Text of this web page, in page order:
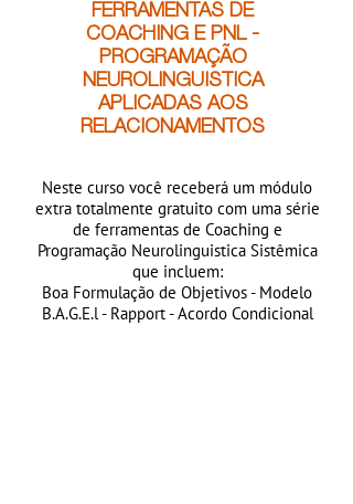
FERRAMENTAS DE
COACHING E PNL -
PROGRAMAÇÃO
NEUROLINGUISTICA
APLICADAS AOS
RELACIONAMENTOS
Neste curso você receberá um módulo
extra totalmente gratuito com uma série
de ferramentas de Coaching e
Programação Neurolinguistica Sistêmica
que incluem:
Boa Formulação de Objetivos - Modelo
B.A.G.E.l - Rapport - Acordo Condicional